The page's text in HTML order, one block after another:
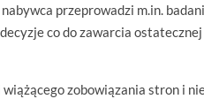
przeprowadzi m.in.
co do zawarcia
zobowiązania stron i